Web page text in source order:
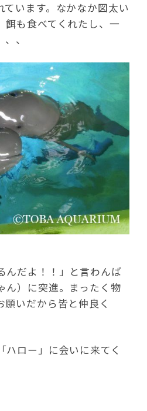
ています。なかなか図太い
餌も食べてくれたし、一
、
んだよ！！」と言わんば
ん）に突進。まったく物
いだから皆と仲良く
ハロー」に会いに来てく